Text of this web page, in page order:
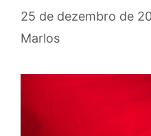
25 de dezembro de
Marlos